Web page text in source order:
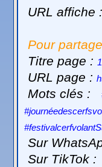
URL affiche :
Pour
Titre page :
URL page :
Mots clés :
Sur
Sur TikTok :